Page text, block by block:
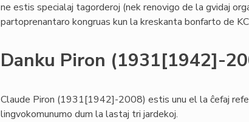
ne estis specialaj tagorderoj (nek renovigo de la gvidaj
partoprenantaro kongruas kun la kreskanta bonfarto de
Danku Piron (1931[1942]-
Claude Piron (1931[1942]-2008) estis unu el la ĉefaj
lingvokomunumo dum la lastaj tri jardekoj.